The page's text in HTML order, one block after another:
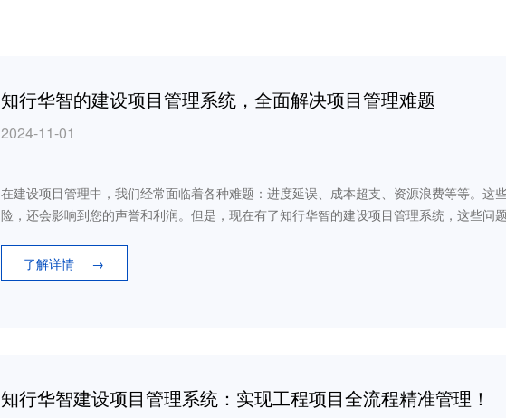
知行华智的建设项目管理系统，全面解决项目管理难题
2024-11-01
在建设项目管理中，我们经常面临着各种难题：进度延误、成本超支、资源浪费等等。这
险，还会影响到您的声誉和利润。但是，现在有了知行华智的建设项目管理系统，这些问题
了解详情 →
知行华智建设项目管理系统：实现工程项目全流程精准管理！